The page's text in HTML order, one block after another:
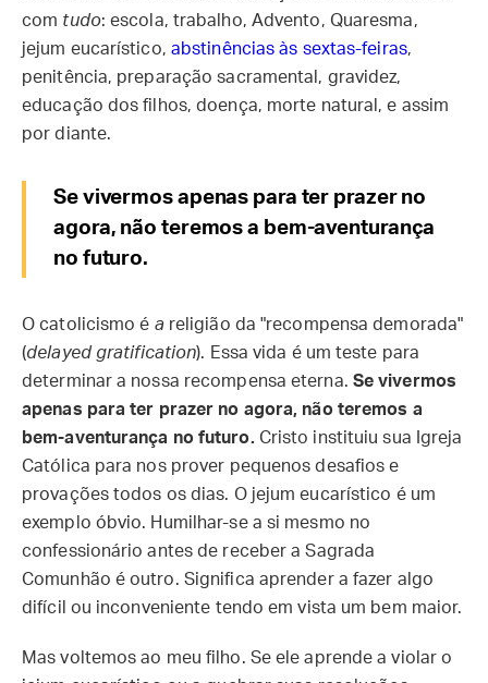
com tudo: escola, trabalho, Advento, Quaresma,
jejum eucarístico, abstinências às sextas-feiras,
penitência, preparação sacramental, gravidez,
educação dos filhos, doença, morte natural, e assim
por diante.
Se vivermos apenas para ter prazer no
agora, não teremos a bem-aventurança
no futuro.
O catolicismo é areligião da "recompensa demorada"
(delayed gratification). Essa vida é um teste para
determinar a nossa recompensa eterna. Se vivermos
apenas para ter prazer no agora, não teremos a
bem-aventurança no futuro.Cristo instituiu sua Igreja
Católica para nos prover pequenos desafios e
provações todos os dias. O jejum eucarístico é um
exemplo óbvio. Humilhar-se a si mesmo no
confessionário antes de receber a Sagrada
Comunhão é outro. Significa aprender a fazer algo
difícil ou inconveniente tendo em vista um bem maior.
Mas voltemos ao meu filho. Se ele aprende a violar o